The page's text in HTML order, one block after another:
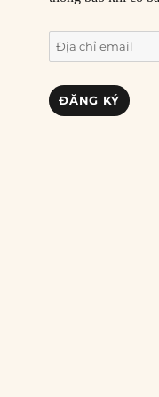
Địa
chỉ
email
ĐĂNG KÝ